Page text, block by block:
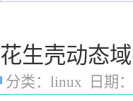
花生壳动态
分类： linux 日期